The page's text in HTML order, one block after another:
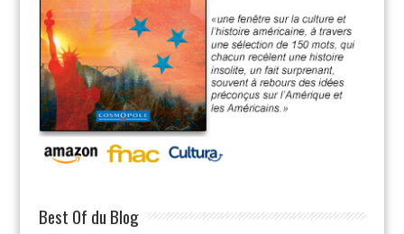
Best Of du Blog